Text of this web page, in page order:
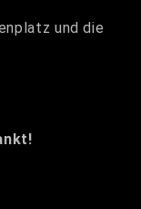
und die